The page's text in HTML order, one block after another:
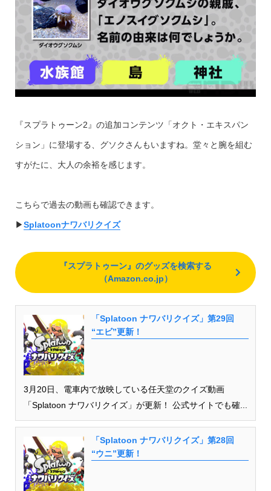
『スプラトゥーン2』の追加コンテンツ「オクト・エキスパン
ション」に登場する、グソクさんもいますね。堂々と腕を組む
すがたに、大人の余裕を感じます。
こちらで過去の動画も確認できます。
▶︎Splatoonナワバリクイズ
『スプラトゥーン』のグッズを検索する
（Amazon.co.jp）
「Splatoon ナワバリクイズ」第29回
“エビ”更新！
3月20日、電車内で放映している任天堂のクイズ動画
「Splatoon ナワバリクイズ」が更新！ 公式サイトでも確...
「Splatoon ナワバリクイズ」第28回
“ウニ”更新！